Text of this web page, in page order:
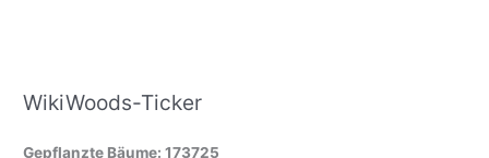
WikiWoods-Ticker
Gepflanzte Bäume: 173725